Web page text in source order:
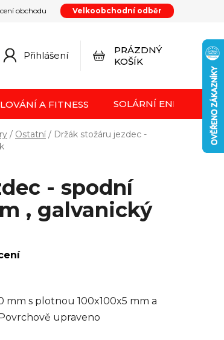
obchodu
Velkoobchodní odběr
Přihlášení
NÁKUPNÍ
PRÁZDNÝ
KOŠÍK
A FITNESS SOLÁRNÍ ENERGIE FVE
/ Ostatní / Držák stožáru jezdec -
- spodní
, galvanický
s plotnou 100x100x5 mm a
upraveno